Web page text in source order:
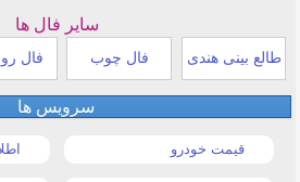
سایر فال ها
طالع بینی هندی فال چوب فال
سرویس ها
قیمت خودرو